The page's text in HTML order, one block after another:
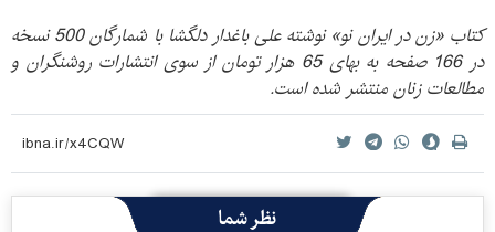
کتاب «زن در ایران نو» نوشته علی باغدار دلگشا با شمارگان 500 نسخه
در 166 صفحه به بهای 65 هزار تومان از سوی انتشارات روشنگران و
مطالعات زنان منتشر شده است.
نظر شما